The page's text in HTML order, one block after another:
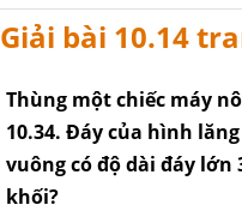
Giải bài 10.14
Thùng một chiếc máy
10.34. Đáy của hình
vuông có độ dài đáy
khối?